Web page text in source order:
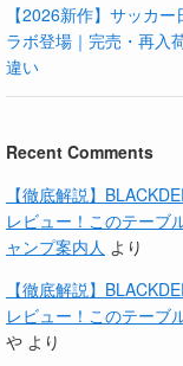
【2026新作】サッカ
ラボ登場｜完売・再入
違い
Recent Comments
【徹底解説】
レビュー！このテーブ
ャンプ案内人 より
【徹底解説】
レビュー！このテーブ
や より